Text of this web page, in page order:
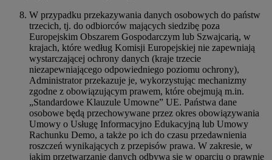
W przypadku przekazywania danych osobowych do państw
trzecich, tj. do odbiorców mających siedzibę poza
Europejskim Obszarem Gospodarczym lub Szwajcarią, w
krajach, które według Komisji Europejskiej nie zapewniają
wystarczającej ochrony danych (kraje trzecie
niezapewniającego odpowiedniego poziomu ochrony),
Administrator przekazuje je, wykorzystując mechanizmy
zgodne z obowiązującym prawem, które obejmują m.in.
„Standardowe Klauzule Umowne” UE. Państwa dane
osobowe będą przechowywane przez okres obowiązywania
Umowy o Usługę Informacyjno Edukacyjną lub Umowy
Rachunku Demo, a także po ich do czasu przedawnienia
roszczeń wynikających z przepisów prawa. W zakresie, w
jakim przetwarzanie danych odbywa się w oparciu o prawnie